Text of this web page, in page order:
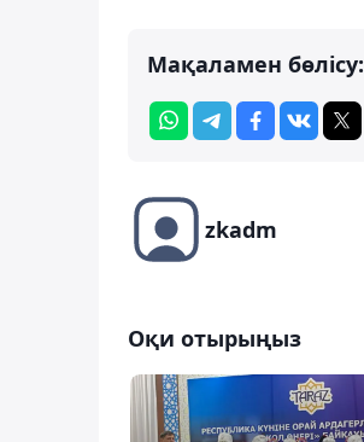
Мақаламен бөлісу:
zkadm
Оқи отырыңыз